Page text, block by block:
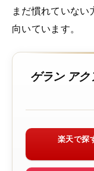
まだ慣れていな
向いています。
ゲラン ア
楽天で探